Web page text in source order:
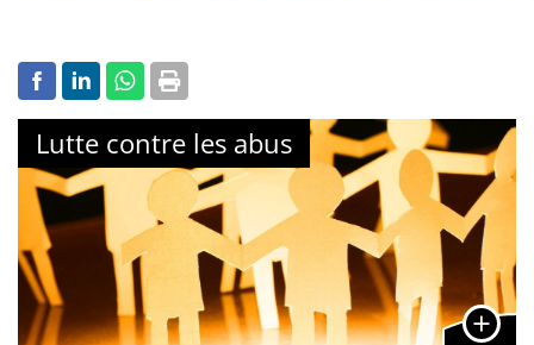
Lutte contre les abus